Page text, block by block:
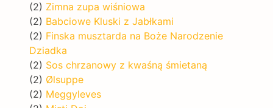
(2) Zimna zupa wiśniowa
(2) Babciowe Kluski z Jabłkami
(2) Finska musztarda na Boże Narodzenie
Dziadka
(2) Sos chrzanowy z kwaśną śmietaną
(2) Ølsuppe
(2) Meggyleves